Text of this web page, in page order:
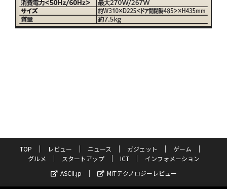
TOP レビュー ニュース ガジェット
ゲーム
グルメ
スタートアップ ICT
インフォメーション
ASCII.jp
MITテクノロジーレビュー